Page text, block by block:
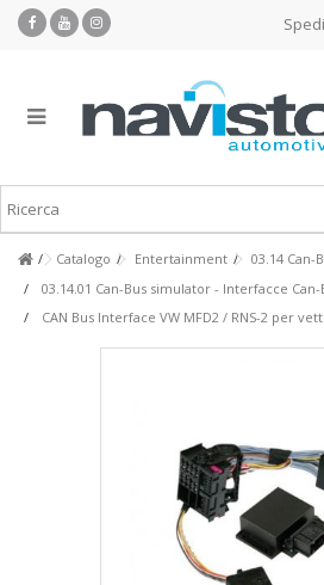
Catalogo Entertainment
03.14 Can-
03.14.01 Can-Bus simulator - Interfacce Can-
CAN Bus Interface VW MFD2 / RNS-2 per